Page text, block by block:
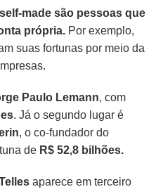
made são pessoas que
própria. Por exemplo,
suas fortunas por meio da
Paulo Lemann, com
. Já o segundo lugar é
, o co-fundador do
de R$ 52,8 bilhões.
aparece em terceiro